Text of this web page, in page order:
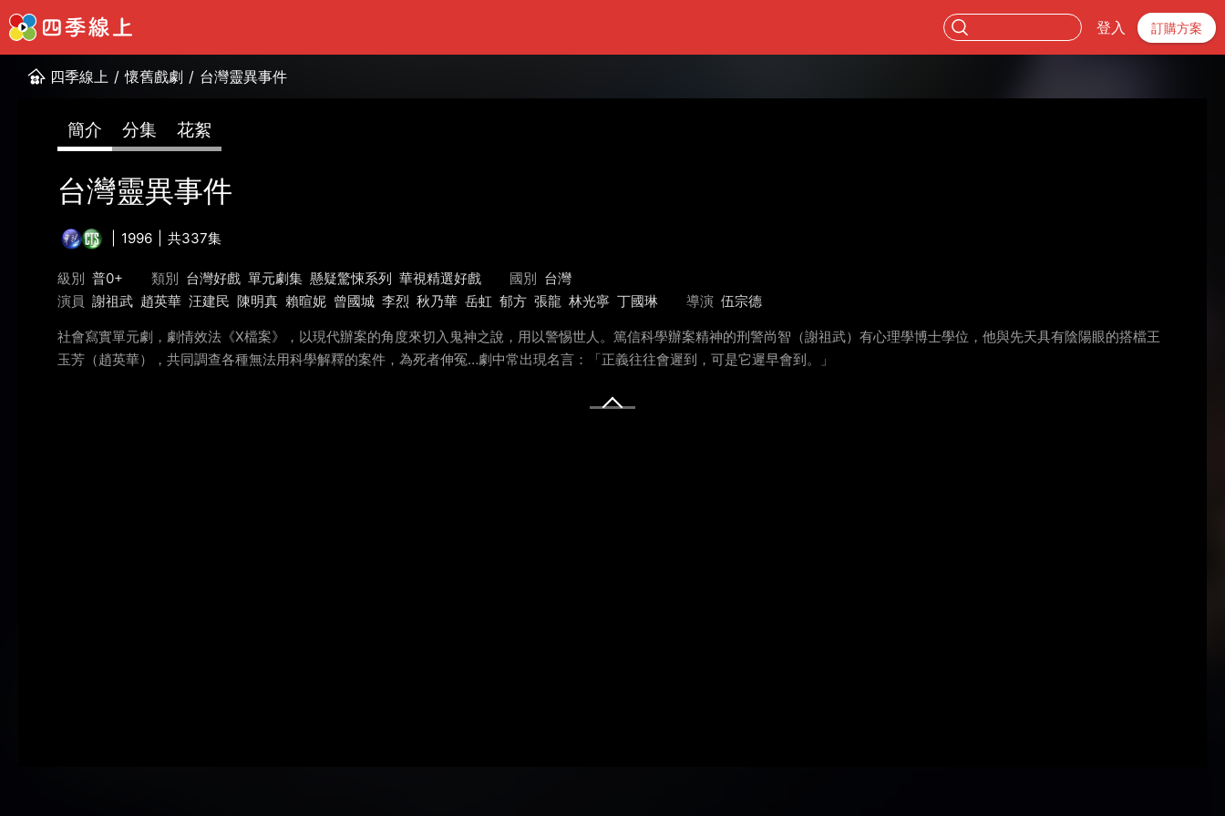
登入 訂購方案
四季線上 / 懷舊戲劇 / 台灣靈異事件
簡介 分集 花絮
台灣靈異事件
1996 共337集
級別 普0+ 類別 台灣好戲 單元劇集 懸疑驚悚系列 華視精選好戲 國別 台灣
演員 謝祖武 趙英華 汪建民 陳明真 賴暄妮 曾國城 李烈 秋乃華 岳虹 郁方 張龍 林光寧 丁國琳 導演 伍宗德
社會寫實單元劇，劇情效法《X檔案》，以現代辦案的角度來切入鬼神之說，用以警惕世人。篤信科學辦案精神的刑警尚智（謝祖武）有心理學博士學位，他與先天具有陰陽眼的搭檔王
玉芳（趙英華），共同調查各種無法用科學解釋的案件，為死者伸冤…劇中常出現名言：「正義往往會遲到，可是它遲早會到。」